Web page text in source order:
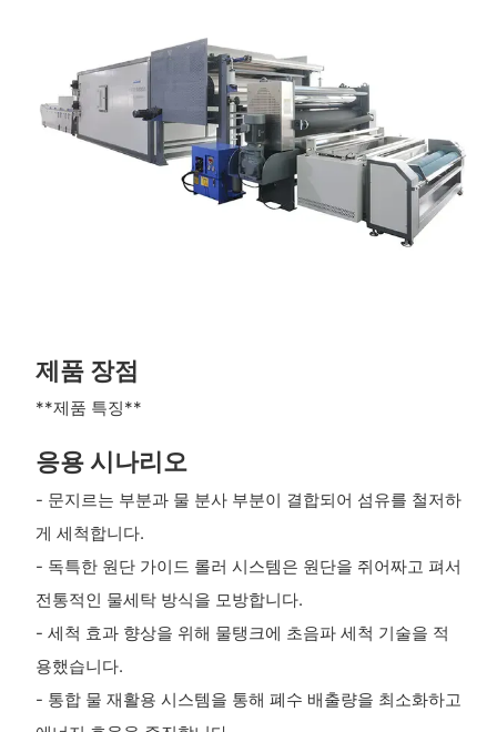
제품 장점
**제품 특징**
응용 시나리오
- 문지르는 부분과 물 분사 부분이 결합되어 섬유를 철저하
게 세척합니다.
- 독특한 원단 가이드 롤러 시스템은 원단을 쥐어짜고 펴서
전통적인 물세탁 방식을 모방합니다.
- 세척 효과 향상을 위해 물탱크에 초음파 세척 기술을 적
용했습니다.
- 통합 물 재활용 시스템을 통해 폐수 배출량을 최소화하고